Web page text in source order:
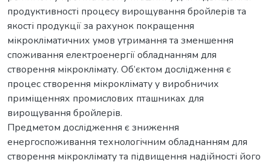
продуктивності процесу вирощування бройлерів та
якості продукції за рахунок покращення
мікрокліматичних умов утримання та зменшення
споживання електроенергії обладнанням для
створення мікроклімату. Об’єктом дослідження є
процес створення мікроклімату у виробничих
приміщеннях промислових пташниках для
вирощування бройлерів.
Предметом дослідження є зниження
енергоспоживання технологічним обладнанням для
створення мікроклімату та підвищення надійності його